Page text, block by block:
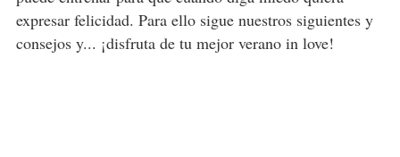
expresar felicidad. Para ello sigue nuestros siguientes y
consejos y... ¡disfruta de tu mejor verano in love!